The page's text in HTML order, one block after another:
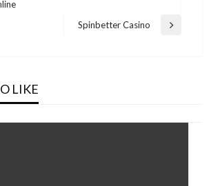
Next
Spinbetter Casino
LIKE